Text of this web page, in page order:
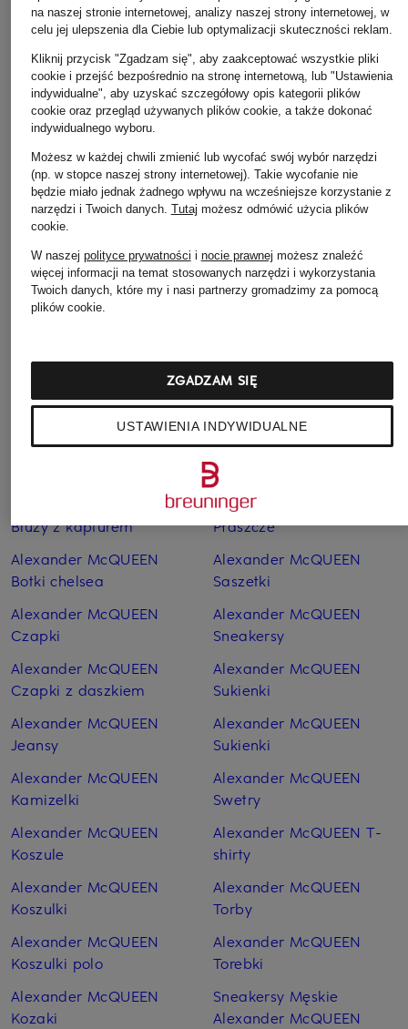
GOLDEN GOOSE
Sneaker STARDAN
2 330 zł
Maison Margiela
Sneakersy REPLICA
2 679 zł
BRUNELLO
Sneakersy
4 190 zł
Alexander McQUEEN
Alexander McQUEEN
Bluzy z kapturem
Alexander McQUEEN
Botki chelsea
Alexander McQUEEN
Czapki
Alexander McQUEEN
Czapki z daszkiem
Alexander McQUEEN
Jeansy
Alexander McQUEEN
Kamizelki
Alexander McQUEEN
Koszule
Alexander McQUEEN
Koszulki
Alexander McQUEEN
Koszulki polo
Alexander McQUEEN
Kozaki
Alexander McQUEEN
Alexander McQUEEN
Plecaki
Alexander McQUEEN
Płaszcze
Alexander McQUEEN
Saszetki
Alexander McQUEEN
Sneakersy
Alexander McQUEEN
Sukienki
Alexander McQUEEN
Sukienki
Alexander McQUEEN
Swetry
Alexander McQUEEN T-
shirty
Alexander McQUEEN
Torby
Alexander McQUEEN
Torebki
Sneakersy Męskie
Alexander McQUEEN
na naszej stronie internetowej, analizy naszej strony internetowej, w
celu jej ulepszenia dla Ciebie lub optymalizacji skuteczności reklam.
Kliknij przycisk "Zgadzam się", aby zaakceptować wszystkie pliki
cookie i przejść bezpośrednio na stronę internetową, lub "Ustawienia
indywidualne", aby uzyskać szczegółowy opis kategorii plików
cookie oraz przegląd używanych plików cookie, a także dokonać
indywidualnego wyboru.
Możesz w każdej chwili zmienić lub wycofać swój wybór narzędzi
(np. w stopce naszej strony internetowej). Takie wycofanie nie
będzie miało jednak żadnego wpływu na wcześniejsze korzystanie z
narzędzi i Twoich danych. Tutaj możesz odmówić użycia plików
cookie.
W naszej polityce prywatności i nocie prawnej możesz znaleźć
więcej informacji na temat stosowanych narzędzi i wykorzystania
Twoich danych, które my i nasi partnerzy gromadzimy za pomocą
plików cookie.
USTAWIENIA INDYWIDUALNE
ZGADZAM SIĘ